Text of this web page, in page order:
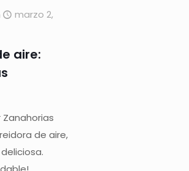
marzo 2,
aire:
de aire,